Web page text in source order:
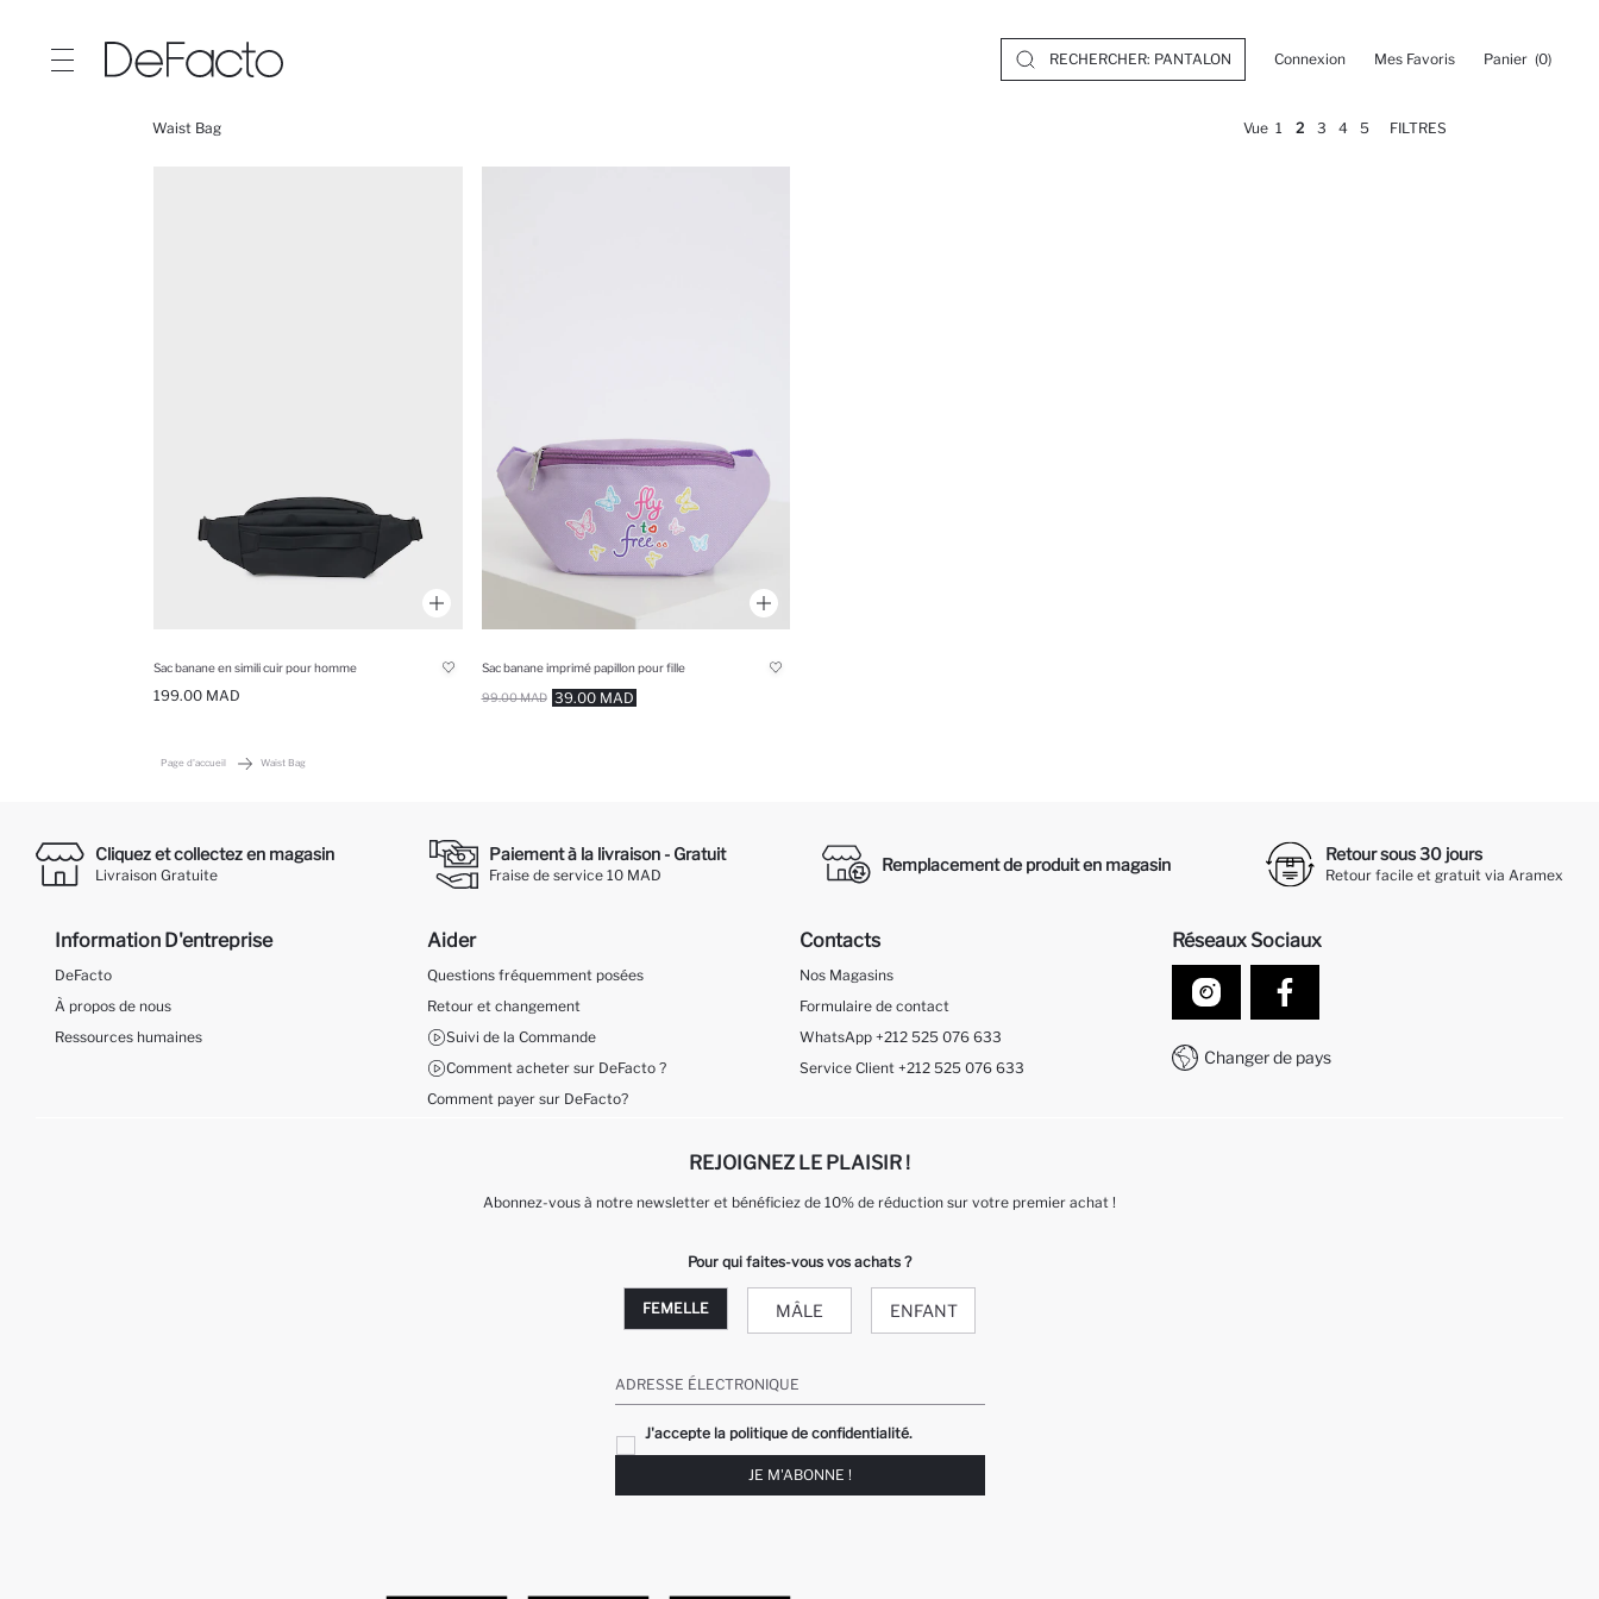
Connexion Mes Favoris Panier (0)
Waist Bag Vue 1 2 3 4 5 FILTRES
Sac banane en simili cuir pour homme
199.00 MAD
Sac banane imprimé papillon pour fille
39.00 MAD
99.00 MAD
Page d'accueil Waist Bag
Cliquez et collectez en magasin
Livraison Gratuite
Paiement à la livraison - Gratuit
Fraise de service 10 MAD
Remplacement de produit en magasin
Retour sous 30 jours
Retour facile et gratuit via Aramex
Information D'entreprise
DeFacto
À propos de nous
Ressources humaines
Aider
Questions fréquemment posées
Retour et changement
Suivi de la Commande
Comment acheter sur DeFacto ?
Comment payer sur DeFacto?
Contacts
Nos Magasins
Formulaire de contact
WhatsApp +212 525 076 633
Service Client +212 525 076 633
Réseaux Sociaux
Changer de pays
REJOIGNEZ LE PLAISIR !
Abonnez-vous à notre newsletter et bénéficiez de 10% de réduction sur votre premier achat !
Pour qui faites-vous vos achats ?
FEMELLE MÂLE ENFANT
ADRESSE ÉLECTRONIQUE
J'accepte la politique de confidentialité.
JE M'ABONNE !